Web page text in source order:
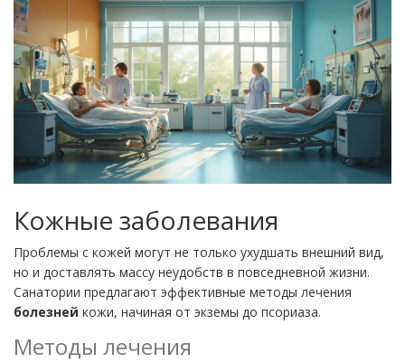
Кожные заболевания
Проблемы с кожей могут не только ухудшать внешний вид,
но и доставлять массу неудобств в повседневной жизни.
Санатории предлагают эффективные методы лечения
болезней кожи, начиная от экземы до псориаза.
Методы лечения